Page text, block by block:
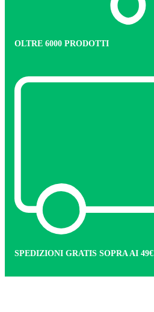
OLTRE 6000 PRODOTTI
SPEDIZIONI GRATIS SOPRA AI 49€